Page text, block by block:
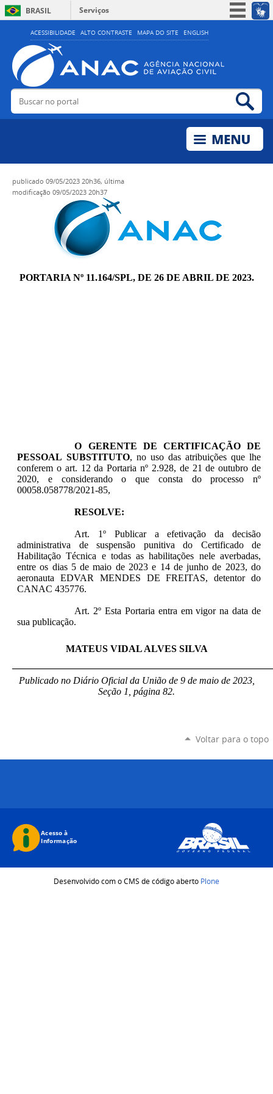
ACESSIBILIDADE ALTO CONTRASTE MAPA DO SITE ENGLISH
BRASIL
Serviços
Simplifique!
Acesso à informação
Legislação
Buscar no portal
publicado 09/05/2023 20h36, última
modificação 09/05/2023 20h37
PORTARIA Nº 11.164/SPL, DE 26 DE ABRIL DE 2023.
O GERENTE DE CERTIFICAÇÃO DE
PESSOAL SUBSTITUTO, no uso das atribuições que lhe
conferem o art. 12 da Portaria nº 2.928, de 21 de outubro de
2020, e considerando o que consta do processo nº
00058.058778/2021-85,
RESOLVE:
Art. 1º Publicar a efetivação da decisão
administrativa de suspensão punitiva do Certificado de
Habilitação Técnica e todas as habilitações nele averbadas,
entre os dias 5 de maio de 2023 e 14 de junho de 2023, do
aeronauta EDVAR MENDES DE FREITAS, detentor do
CANAC 435776.
Art. 2º Esta Portaria entra em vigor na data de
sua publicação.
MATEUS VIDAL ALVES SILVA
Publicado no Diário Oficial da União de 9 de maio de 2023,
Seção 1, página 82.
Voltar para o topo
Desenvolvido com o CMS de código aberto Plone